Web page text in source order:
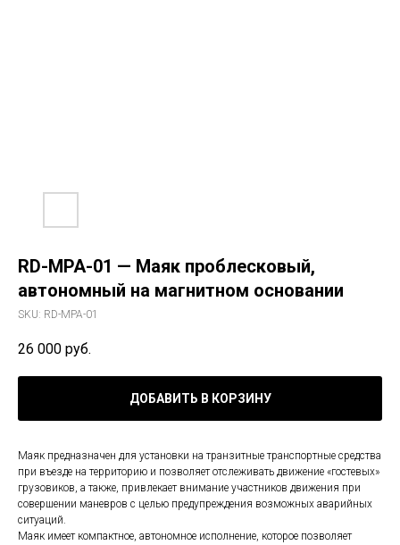
RD-MPA-01 — Маяк проблесковый,
автономный на магнитном основании
SKU: RD-MPA-01
26 000 руб.
ДОБАВИТЬ В КОРЗИНУ
Маяк предназначен для установки на транзитные транспортные средства
при въезде на территорию и позволяет отслеживать движение «гостевых»
грузовиков, а также, привлекает внимание участников движения при
совершении маневров с целью предупреждения возможных аварийных
ситуаций.
Маяк имеет компактное, автономное исполнение, которое позволяет